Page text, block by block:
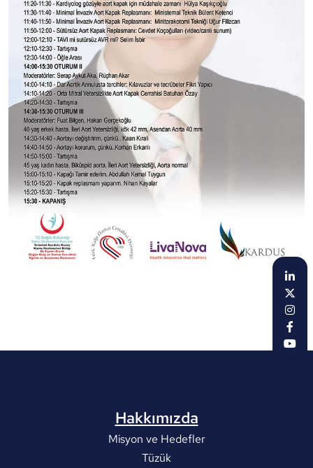
Hakkımızda
Misyon ve Hedefler
Tüzük